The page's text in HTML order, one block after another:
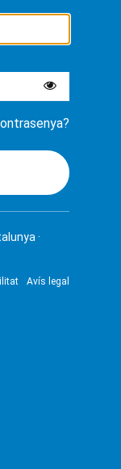
·
Avís legal